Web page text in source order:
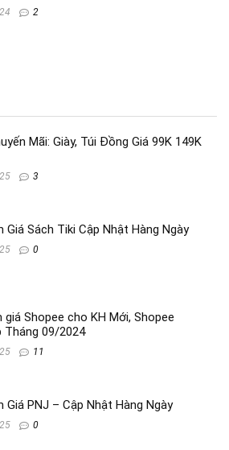
2
Mãi: Giày, Túi Đồng Giá 99K 149K
3
Giá Sách Tiki Cập Nhật Hàng Ngày
0
giá Shopee cho KH Mới, Shopee
Tháng 09/2024
11
Giá PNJ – Cập Nhật Hàng Ngày
0